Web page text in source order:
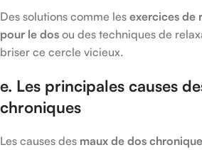
Des solutions comme les exercices de
pour le dos ou des techniques de
briser ce cercle vicieux.
e. Les principales causes
chroniques
Les causes des maux de dos